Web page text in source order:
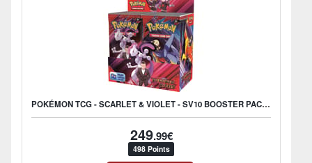
POKÉMON TCG - SCARLET & VIOLET - SV10 BOOSTER PACK (DISPLAY X36) - UK
249.99€
498 Points